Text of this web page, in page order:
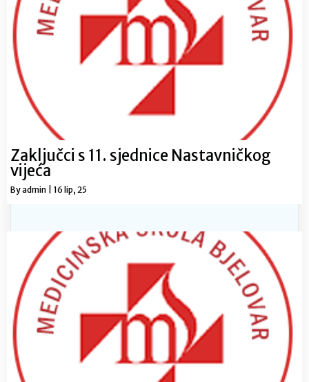
Zaključci s 11. sjednice Nastavničkog
vijeća
Byadmin 16 lip, 25